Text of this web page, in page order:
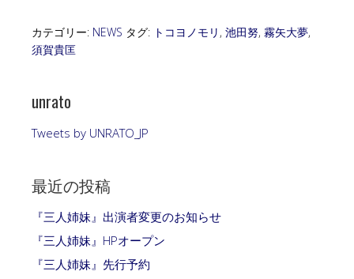
カテゴリー: NEWS タグ: トコヨノモリ , 池田努, 霧矢大夢,
須賀貴匡
unrato
Tweets by UNRATO_JP
最近の投稿
『三人姉妹』出演者変更のお知らせ
『三人姉妹』HPオープン
『三人姉妹』先行予約